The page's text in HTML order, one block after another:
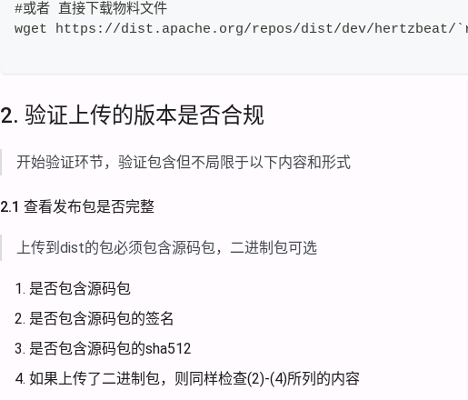
#或者 直接下载物料文件
wget https://dist.apache.org/repos/dist/dev/hertzbeat/
2. 验证上传的版本是否合规
开始验证环节，验证包含但不局限于以下内容和形式
2.1 查看发布包是否完整
上传到dist的包必须包含源码包，二进制包可选
是否包含源码包
是否包含源码包的签名
是否包含源码包的sha512
如果上传了二进制包，则同样检查(2)-(4)所列的内容